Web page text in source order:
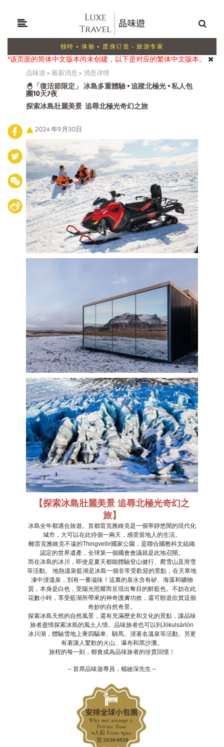
独特 • 体验 • 度身订造 - 旅游专家
*该页面的简体中文版本尚未创建，以下是对应的繁体中文版本。
品味游 >最新消息 >消息详情
🐣「復活節限定」 冰島多重體驗 • 追蹤北極光 • 私人包
團10天7夜
探索冰島壯麗美景 追尋北極光奇幻之旅
2024 年9月30日
【探索冰島壯麗美景追尋北極光奇幻之
旅】
冰島全年都適合旅遊。首都雷克雅維克是一個寧靜悠閒的現代化
城市，大可以在此待個一兩天，感受當地人的生活。
離雷克雅維克不遠的Thingvellir國家公園，是聯合國教科文組織
認定的世界遺產，全球第一個國會會議就是此地召開。
而在冰島的冰川，即使是夏天都能體驗登山健行、爬雪山及滑雪
等活動。 地熱溫泉藍湖是冰島一個非常受歡迎的景點，在天寒地
凍中浸溫泉，別有一番滋味！這裏的泉水含有矽、海藻和礦物
質，本身是白色，受陽光照耀而呈現出奪目的鮮藍色。不妨在此
花數小時，享受藍湖所帶來的神奇護膚功效，還可順道欣賞這個
奇妙的自然奇景。
探索冰島天然的自然風景，還有充滿歷史和文化的景點，讓品味
旅者盡情探索冰島的風土人情。品味旅者也可以到Jökulsárlón
冰川湖，體驗雪地上乘四驅車、騎馬、浸著名溫泉等活動。另更
有著讓人驚歎的火山、瀑布和黑沙灘。
旅程的每一刻，都會成為品味旅者的珍貴回憶！
– 首席品味遊專員，楊廸深先生 –